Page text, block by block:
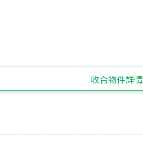
收合物件詳情